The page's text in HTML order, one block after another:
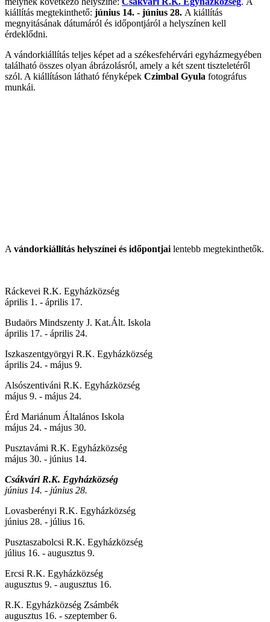
kiállítás megtekinthető: június 14. - június 28. A kiállítás
megnyitásának dátumáról és időpontjáról a helyszínen kell
érdeklődni.
A vándorkiállítás teljes képet ad a székesfehérvári egyházmegyében
található összes olyan ábrázolásról, amely a két szent tiszteletéről
szól. A kiállításon látható fényképek Czimbal Gyula fotográfus
munkái.
A vándorkiállítás helyszínei és időpontjai lentebb megtekinthetők.
Ráckevei R.K. Egyházközség
április 1. - április 17.
Budaörs Mindszenty J. Kat.Ált. Iskola
április 17. - április 24.
Iszkaszentgyörgyi R.K. Egyházközség
április 24. - május 9.
Alsószentiváni R.K. Egyházközség
május 9. - május 24.
Érd Mariánum Általános Iskola
május 24. - május 30.
Pusztavámi R.K. Egyházközség
május 30. - június 14.
Csákvári R.K. Egyházközség
június 14. - június 28.
Lovasberényi R.K. Egyházközség
június 28. - július 16.
Pusztaszabolcsi R.K. Egyházközség
július 16. - augusztus 9.
Ercsi R.K. Egyházközség
augusztus 9. - augusztus 16.
R.K. Egyházközség Zsámbék
augusztus 16. - szeptember 6.